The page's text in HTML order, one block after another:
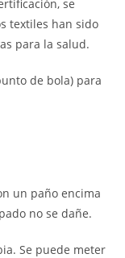
se
textiles han sido
para la salud.
de bola) para
un paño encima
no se dañe.
Se puede meter